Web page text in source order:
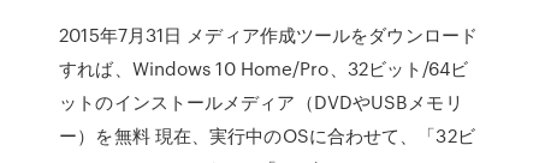
2015年7月31日 メディア作成ツールをダウンロード
すれば、Windows 10 Home/Pro、32ビット/64ビ
ットのインストールメディア（DVDやUSBメモリ
ー）を無料 現在、実行中のOSに合わせて、「32ビ